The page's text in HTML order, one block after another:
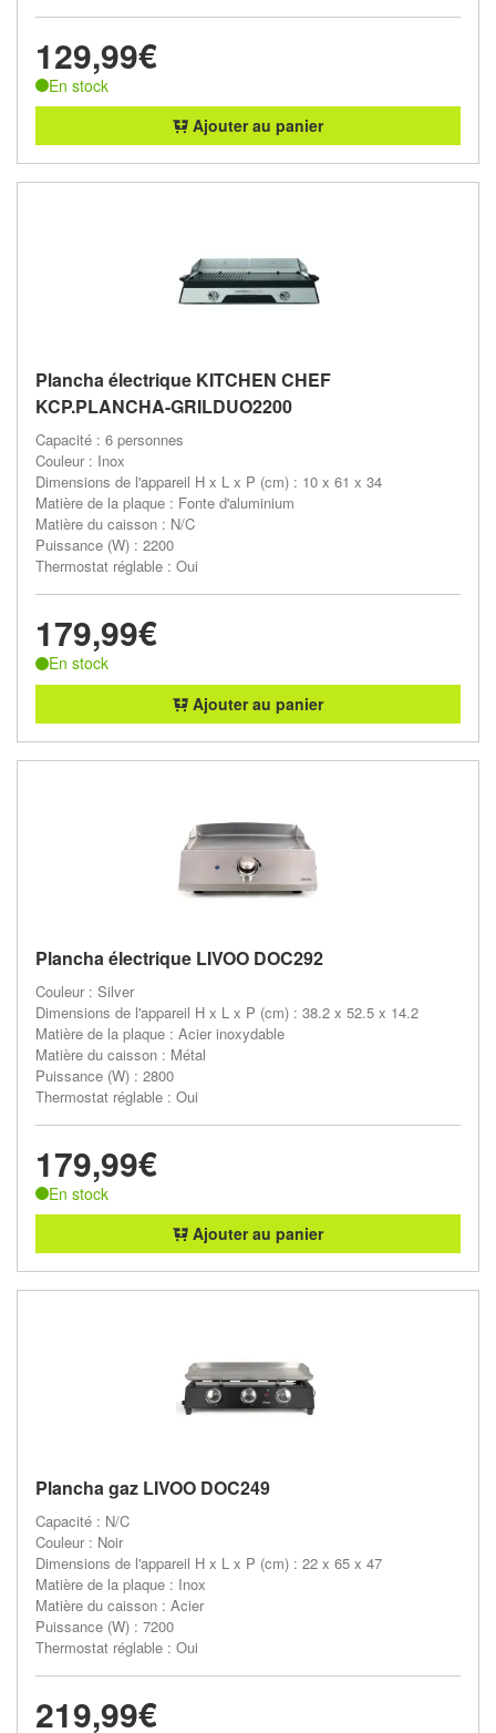
129,99€
En stock
Ajouter au panier
Plancha électrique KITCHEN CHEF
KCP.PLANCHA-GRILDUO2200
Capacité : 6 personnes
Couleur : Inox
Dimensions de l'appareil H x L x P (cm) : 10 x 61 x 34
Matière de la plaque : Fonte d'aluminium
Matière du caisson : N/C
Puissance (W) : 2200
Thermostat réglable : Oui
179,99€
En stock
Ajouter au panier
Plancha électrique LIVOO DOC292
Couleur : Silver
Dimensions de l'appareil H x L x P (cm) : 38.2 x 52.5 x 14.2
Matière de la plaque : Acier inoxydable
Matière du caisson : Métal
Puissance (W) : 2800
Thermostat réglable : Oui
179,99€
En stock
Ajouter au panier
Plancha gaz LIVOO DOC249
Capacité : N/C
Couleur : Noir
Dimensions de l'appareil H x L x P (cm) : 22 x 65 x 47
Matière de la plaque : Inox
Matière du caisson : Acier
Puissance (W) : 7200
Thermostat réglable : Oui
219,99€